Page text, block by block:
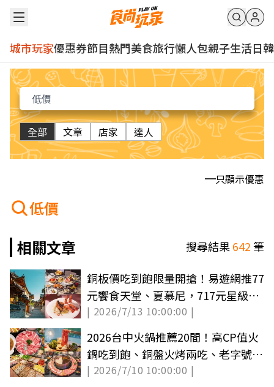
城市玩家優惠券節目熱門美食旅行懶人包親子生活日韓
全部 文章 店家 達人
只顯示優惠
低價
相關文章
搜尋結果642筆
銅板價吃到飽限量開搶！易遊網推77
元饗食天堂、夏慕尼，717元星級飯
店優惠
| 2026/7/13 10:00:00 |
2026台中火鍋推薦20間！高CP值火
鍋吃到飽、銅盤火烤兩吃、老字號石
頭鍋
| 2026/7/10 10:00:00 |